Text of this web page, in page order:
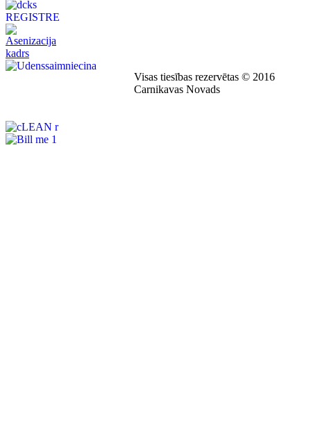
Visas tiesības rezervētas © 2016
Carnikavas Novads